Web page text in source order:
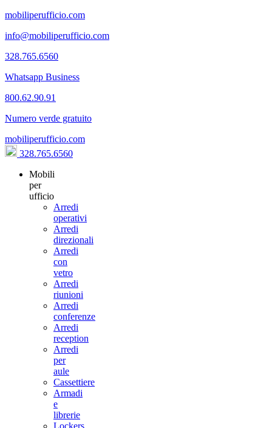
mobiliperufficio.com
info@mobiliperufficio.com
328.765.6560
Whatsapp Business
800.62.90.91
Numero verde gratuito
mobiliperufficio.com
328.765.6560
Mobili
per
ufficio
Arredi
operativi
Arredi
direzionali
Arredi
con
vetro
Arredi
riunioni
Arredi
conferenze
Arredi
reception
Arredi
per
aule
Cassettiere
Armadi
e
librerie
Lockers